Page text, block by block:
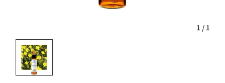
1 / 1